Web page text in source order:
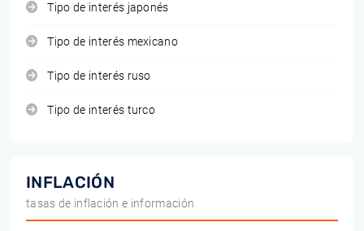
Tipo de interés japonés
Tipo de interés mexicano
Tipo de interés ruso
Tipo de interés turco
INFLACIÓN
tasas de inflación e información